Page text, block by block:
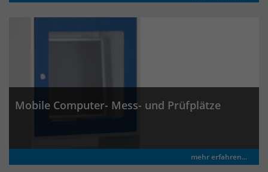
Mobile Computer- Mess- und Prüfplätze
mehr erfahren...
Zweck
Zweck
überprüfen ob der Browser erlaubt